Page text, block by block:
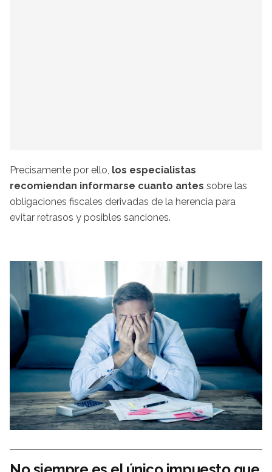
Precisamente por ello, los especialistas
recomiendan informarse cuanto antes sobre las
obligaciones fiscales derivadas de la herencia para
evitar retrasos y posibles sanciones.